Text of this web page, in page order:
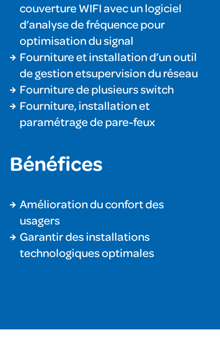
couverture WIFI avec un logiciel
d’analyse de fréquence pour
optimisation du signal
Fourniture et installation d’un outil
de gestion etsupervision du réseau
Fourniture de plusieurs switch
Fourniture, installation et
paramétrage de pare-feux
Bénéfices
Amélioration du confort des
usagers
Garantir des installations
technologiques optimales